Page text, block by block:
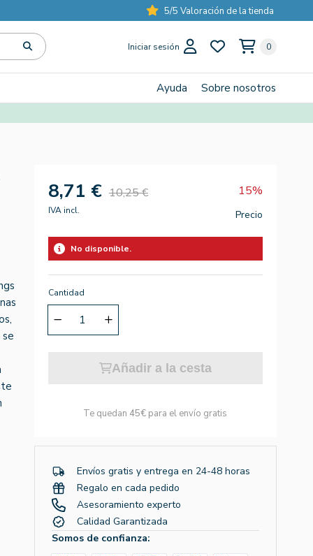
5/5 Valoración de la tienda
Iniciar sesión 0
Ayuda Sobre nosotros
8,71 € 10,25 € 15%
IVA incl. Precio
No disponible.
Cantidad
Añadir a la cesta
Te quedan 45€ para el envío gratis
Envíos gratis y entrega en 24-48 horas
Regalo en cada pedido
Asesoramiento experto
Calidad Garantizada
Somos de confianza: